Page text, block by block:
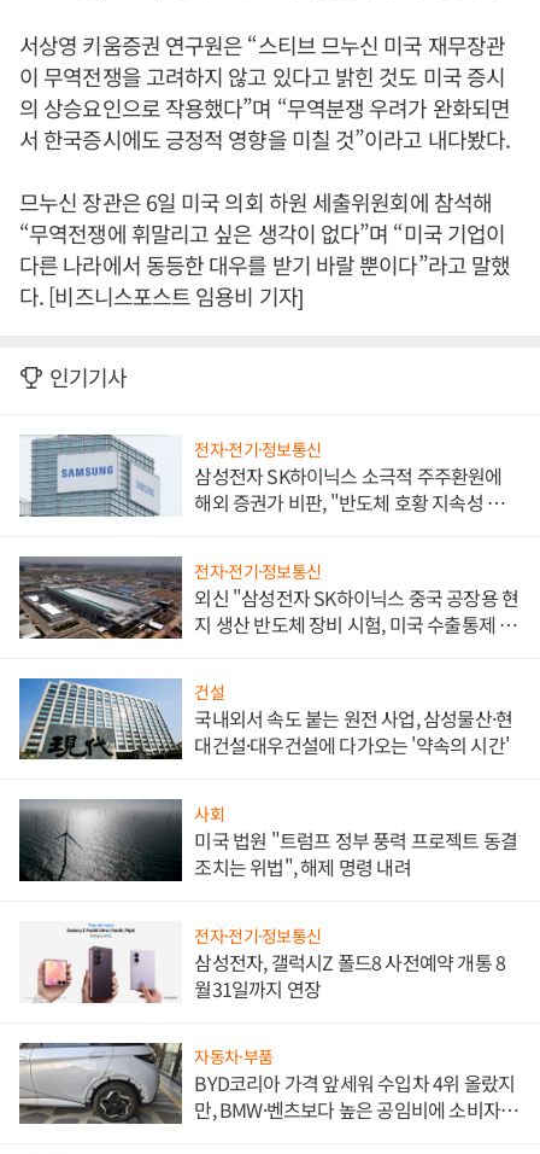
서상영 키움증권 연구원은 “스티브 므누신 미국 재무장관
이 무역전쟁을 고려하지 않고 있다고 밝힌 것도 미국 증시
의 상승요인으로 작용했다”며 “무역분쟁 우려가 완화되면
서 한국증시에도 긍정적 영향을 미칠 것”이라고 내다봤다.
므누신 장관은 6일 미국 의회 하원 세출위원회에 참석해
“무역전쟁에 휘말리고 싶은 생각이 없다”며 “미국 기업이
다른 나라에서 동등한 대우를 받기 바랄 뿐이다”라고 말했
다. [비즈니스포스트 임용비 기자]
인기기사
전자·전기·정보통신
삼성전자 SK하이닉스 소극적 주주환원에
해외 증권가 비판, "반도체 호황 지속성 의
전자·전기·정보통신
외신 "삼성전자 SK하이닉스 중국 공장용 현
지 생산 반도체 장비 시험, 미국 수출통제 대
건설
국내외서 속도 붙는 원전 사업, 삼성물산·현
대건설·대우건설에 다가오는 '약속의 시간'
사회
미국 법원 "트럼프 정부 풍력 프로젝트 동결
조치는 위법", 해제 명령 내려
전자·전기·정보통신
삼성전자, 갤럭시Z 폴드8 사전예약 개통 8
월31일까지 연장
자동차·부품
BYD코리아 가격 앞세워 수입차 4위 올랐지
만, BMW·벤츠보다 높은 공임비에 소비자